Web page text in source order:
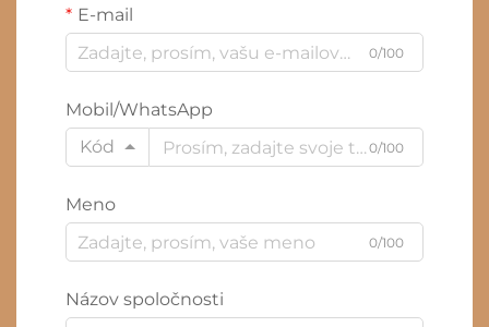
E-mail
0/100
Mobil/WhatsApp
Kód
0/100
Meno
0/100
Názov spoločnosti